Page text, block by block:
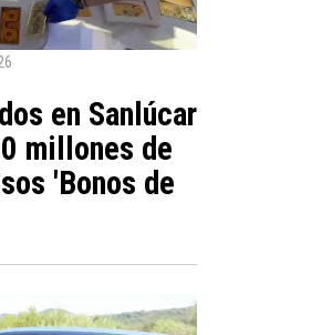
en Sanlúcar
millones de
'Bonos de